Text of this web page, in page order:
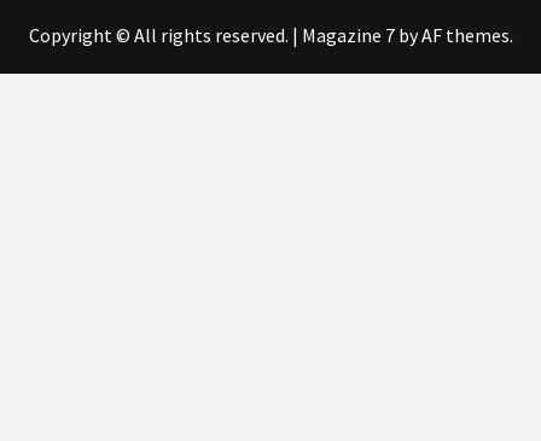
Copyright © All rights reserved. | Magazine 7by AF themes.